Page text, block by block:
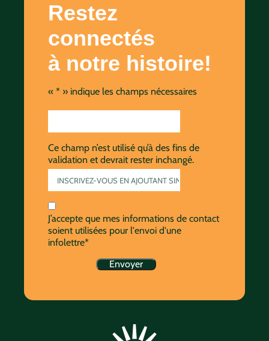
Restez
connectés
à notre histoire!
« * » indique les champs nécessaires
Ce champ n’est utilisé qu’à des fins de
validation et devrait rester inchangé.
J’accepte que mes informations de contact
soient utilisées pour l'envoi d'une
infolettre*